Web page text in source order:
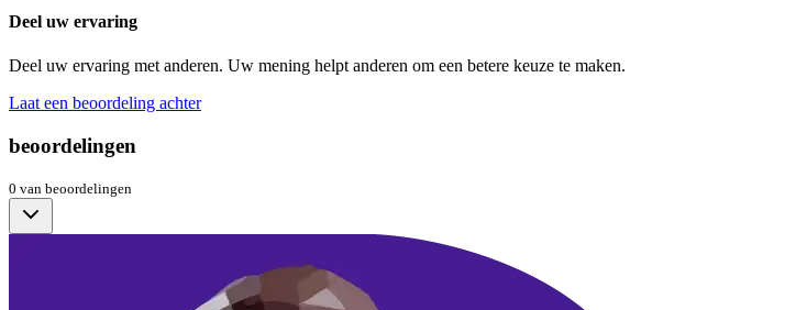
Deel uw ervaring
Deel uw ervaring met anderen. Uw mening helpt anderen om een betere keuze te maken.
Laat een beoordeling achter
beoordelingen
0 van beoordelingen